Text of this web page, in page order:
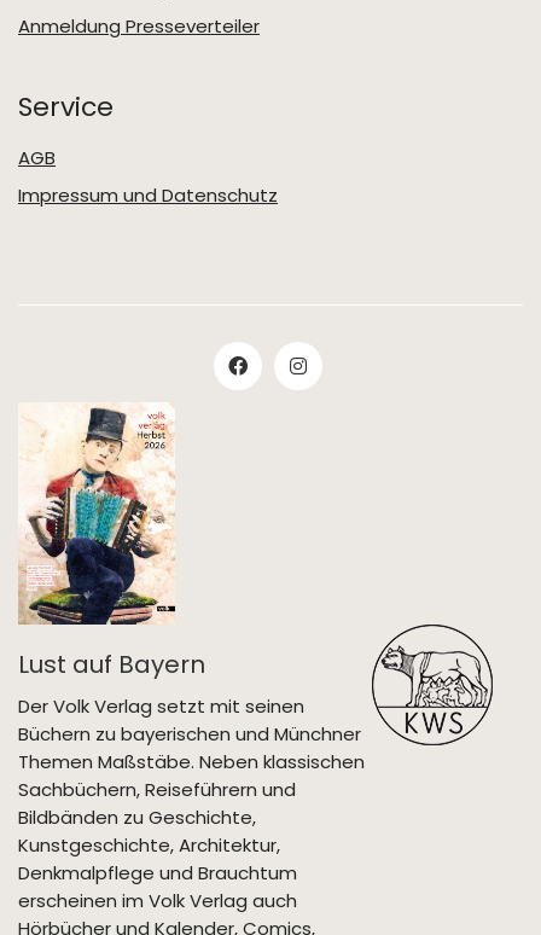
Anmeldung Presseverteiler
Service
AGB
Impressum und Datenschutz
Lust auf Bayern
Der Volk Verlag setzt mit seinen
Büchern zu bayerischen und Münchner
Themen Maßstäbe. Neben klassischen
Sachbüchern, Reiseführern und
Bildbänden zu Geschichte,
Kunstgeschichte, Architektur,
Denkmalpflege und Brauchtum
erscheinen im Volk Verlag auch
Hörbücher und Kalender, Comics,